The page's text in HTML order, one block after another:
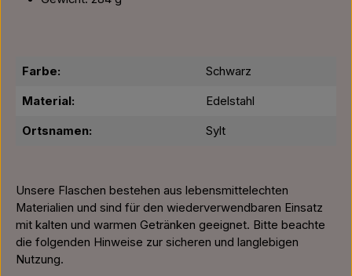
Farbe: Schwarz
Material: Edelstahl
Ortsnamen: Sylt
Unsere Flaschen bestehen aus lebensmittelechten
Materialien und sind für den wiederverwendbaren Einsatz
mit kalten und warmen Getränken geeignet. Bitte beachte
die folgenden Hinweise zur sicheren und langlebigen
Nutzung.